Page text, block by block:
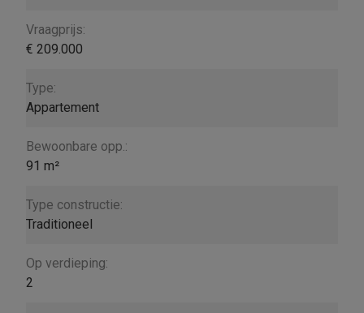
Vraagprijs:
€ 209.000
Type:
Appartement
Bewoonbare opp.:
91 m²
Type constructie:
Traditioneel
Op verdieping:
2